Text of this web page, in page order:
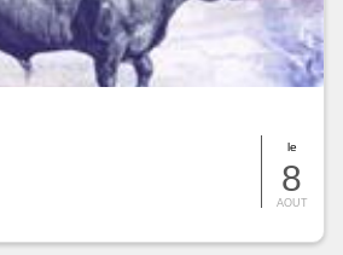
le
8
AOUT